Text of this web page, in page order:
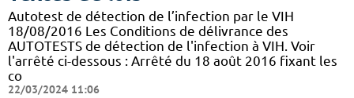
Autotest de détection de l’infection par le VIH
18/08/2016 Les Conditions de délivrance des
AUTOTESTS de détection de l'infection à VIH. Voir
l'arrêté ci-dessous : Arrêté du 18 août 2016 fixant les
co
22/03/2024 11:06